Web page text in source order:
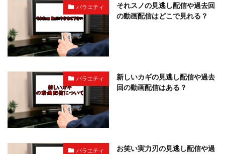
バラエティ
それスノの見逃し配信や過去回
の動画配信はどこで見れる？
バラエティ
新しいカギの見逃し配信や過去
回の動画配信はある？
バラエティ
お笑い実力刃の見逃し配信や過